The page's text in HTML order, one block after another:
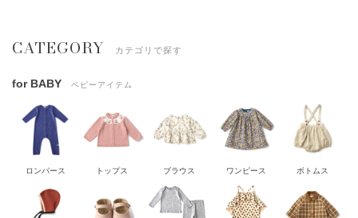
CATEGORY カテゴリで探す
for BABY ベビーアイテム
ロンパース トップス ブラウス ワンピース ボトムス